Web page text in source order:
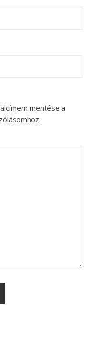
mentése a